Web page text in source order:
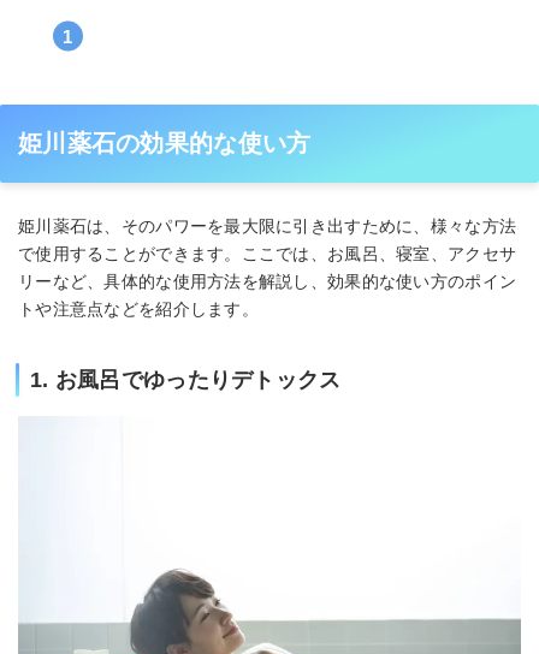
姫川薬石の効果的な使い方
姫川薬石は、そのパワーを最大限に引き出すために、様々な方法
で使用することができます。ここでは、お風呂、寝室、アクセサ
リーなど、具体的な使用方法を解説し、効果的な使い方のポイン
トや注意点などを紹介します。
1. お風呂でゆったりデトックス